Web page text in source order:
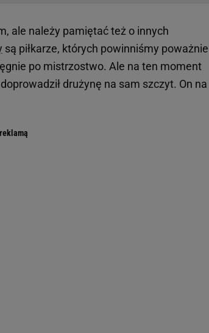
ale należy pamiętać też o innych
są piłkarze, których powinniśmy poważnie
po mistrzostwo. Ale na ten moment
drużynę na sam szczyt. On na